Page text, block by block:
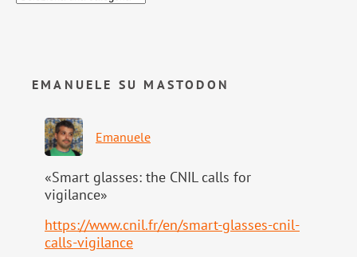
EMANUELE SU MASTODON
Emanuele
«Smart glasses: the CNIL calls for
vigilance»
https://www.cnil.fr/en/smart-glasses-cnil-
calls-vigilance